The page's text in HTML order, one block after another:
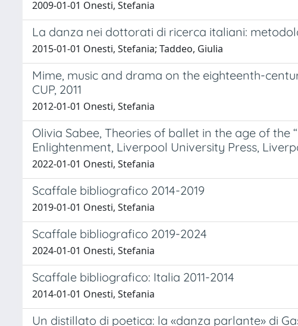
2009-01-01 Onesti, Stefania
La danza nei dottorati di ricerca italiani:
2015-01-01 Onesti, Stefania; Taddeo, Giulia
Mime, music and drama on the eighteenth-
CUP, 2011
2012-01-01 Onesti, Stefania
Olivia Sabee, Theories of ballet in the age of the
Enlightenment, Liverpool University Press,
2022-01-01 Onesti, Stefania
Scaffale bibliografico 2014-2019
2019-01-01 Onesti, Stefania
Scaffale bibliografico 2019-2024
2024-01-01 Onesti, Stefania
Scaffale bibliografico: Italia 2011-2014
2014-01-01 Onesti, Stefania
Un distillato di poetica: la «danza parlante» di